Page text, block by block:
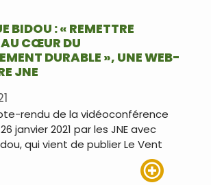
BIDOU : « REMETTRE
CŒUR DU
DURABLE », UNE WEB-
JNE
rendu de la vidéoconférence
janvier 2021 par les JNE avec
qui vient de publier Le Vent